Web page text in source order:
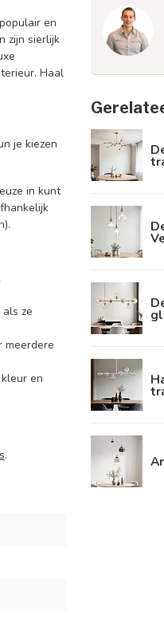
en
zijn sierlijk
Haal
je kiezen
in kunt
ze
meerdere
en
.